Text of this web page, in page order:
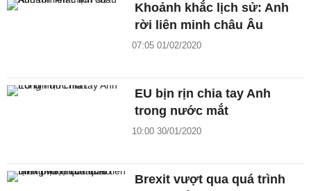
Khoảnh khắc lịch sử: Anh
rời liên minh châu Âu
07:05 01/02/2020
EU bịn rịn chia tay Anh
trong nước mắt
10:00 30/01/2020
Brexit vượt qua quá trình